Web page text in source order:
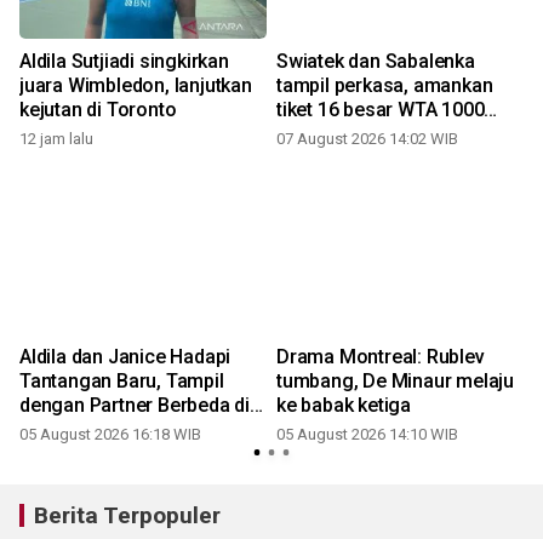
Aldila Sutjiadi singkirkan
juara Wimbledon, lanjutkan
kejutan di Toronto
12 jam lalu
Swiatek dan Sabalenka
tampil perkasa, amankan
tiket 16 besar WTA 1000
Toronto
07 August 2026 14:02 WIB
Aldila dan Janice Hadapi
Tantangan Baru, Tampil
dengan Partner Berbeda di
WTA 1000 Toronto
05 August 2026 16:18 WIB
Drama Montreal: Rublev
tumbang, De Minaur melaju
ke babak ketiga
05 August 2026 14:10 WIB
Berita Terpopuler